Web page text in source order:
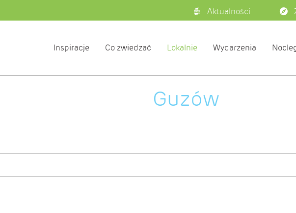
Aktualności
Inspiracje Co zwiedzać Lokalnie Wydarzenia
Guzów